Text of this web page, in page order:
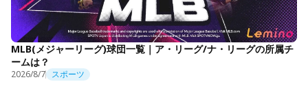
MLB(メジャーリーグ)球団一覧｜ア・リーグ/ナ・リーグの所属チ
ームは？
2026/8/7 スポーツ